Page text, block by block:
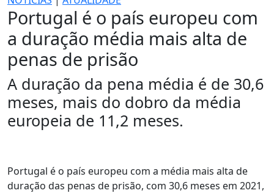
Portugal é o país europeu com
a duração média mais alta de
penas de prisão
A duração da pena média é de 30,6
meses, mais do dobro da média
europeia de 11,2 meses.
Portugal é o país europeu com a média mais alta de
duração das penas de prisão, com 30,6 meses em 2021,